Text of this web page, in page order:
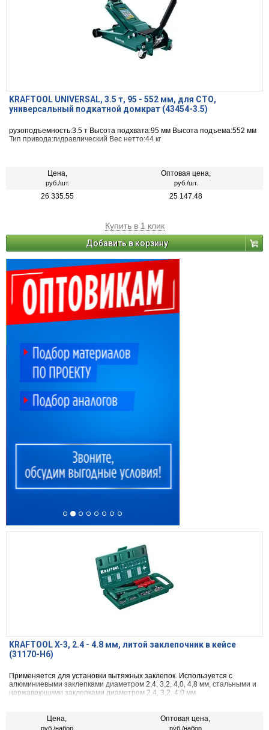
KRAFTOOL UNIVERSAL, 3.5 т, 95 - 552 мм, для СТО,
универсальный подкатной домкрат (43454-3.5)
рузоподъемность:3.5 т Высота подхвата:95 мм Высота подъема:552 мм
Тип привода:гидравлический Вес нетто:44 кг
Цена,
руб./шт.
Оптовая цена,
руб./шт.
26 335.55 25 147.48
Купить в 1 клик
Добавить в корзину
KRAFTOOL X-3, 2.4 - 4.8 мм, литой заклепочник в кейсе
(31170-H6)
Применяется для установки вытяжных заклепок. Используется с
алюминиевыми заклепками диаметром 2,4, 3,2, 4,0, 4,8 мм, стальными и
нержавеющими заклепками диаметром 2,4, 3,2, 4,0 мм
Цена,
руб./набор
Оптовая цена,
руб./набор